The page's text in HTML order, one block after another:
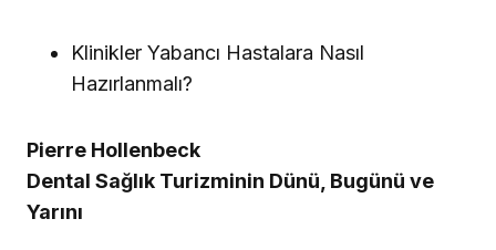
Klinikler Yabancı Hastalara Nasıl
Hazırlanmalı?
Pierre Hollenbeck
Dental Sağlık Turizminin Dünü, Bugünü ve
Yarını